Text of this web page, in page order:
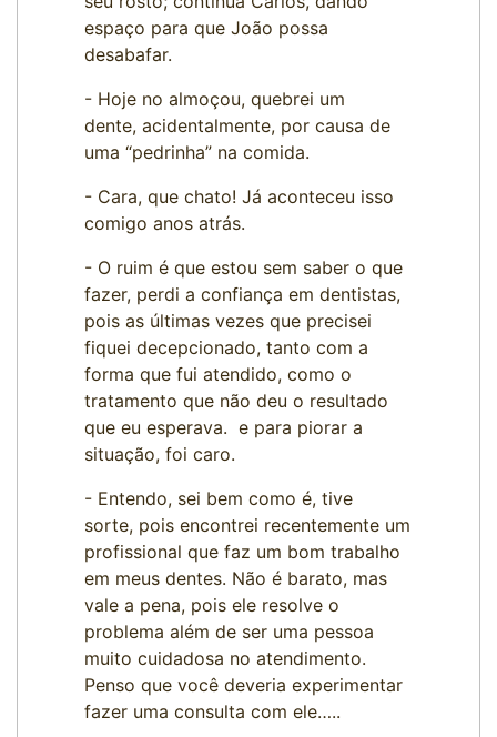
espaço para que João possa
desabafar.
- Hoje no almoçou, quebrei um
dente, acidentalmente, por causa de
uma “pedrinha” na comida.
- Cara, que chato! Já aconteceu isso
comigo anos atrás.
- O ruim é que estou sem saber o que
fazer, perdi a confiança em dentistas,
pois as últimas vezes que precisei
fiquei decepcionado, tanto com a
forma que fui atendido, como o
tratamento que não deu o resultado
que eu esperava. e para piorar a
situação, foi caro.
- Entendo, sei bem como é, tive
sorte, pois encontrei recentemente um
profissional que faz um bom trabalho
em meus dentes. Não é barato, mas
vale a pena, pois ele resolve o
problema além de ser uma pessoa
muito cuidadosa no atendimento.
Penso que você deveria experimentar
fazer uma consulta com ele…..